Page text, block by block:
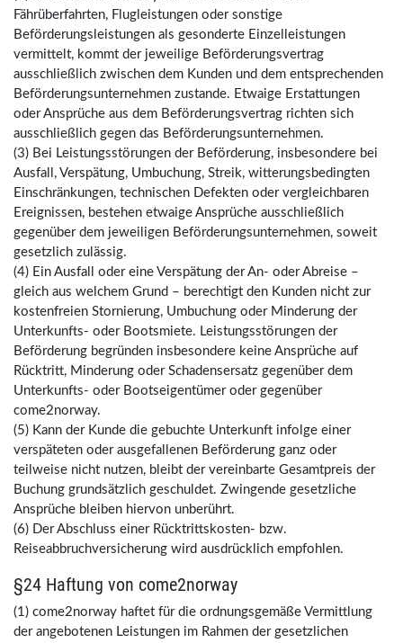
Fährüberfahrten, Flugleistungen oder sonstige
Beförderungsleistungen als gesonderte Einzelleistungen
vermittelt, kommt der jeweilige Beförderungsvertrag
ausschließlich zwischen dem Kunden und dem entsprechenden
Beförderungsunternehmen zustande. Etwaige Erstattungen
oder Ansprüche aus dem Beförderungsvertrag richten sich
ausschließlich gegen das Beförderungsunternehmen.
(3) Bei Leistungsstörungen der Beförderung, insbesondere bei
Ausfall, Verspätung, Umbuchung, Streik, witterungsbedingten
Einschränkungen, technischen Defekten oder vergleichbaren
Ereignissen, bestehen etwaige Ansprüche ausschließlich
gegenüber dem jeweiligen Beförderungsunternehmen, soweit
gesetzlich zulässig.
(4) Ein Ausfall oder eine Verspätung der An- oder Abreise –
gleich aus welchem Grund – berechtigt den Kunden nicht zur
kostenfreien Stornierung, Umbuchung oder Minderung der
Unterkunfts- oder Bootsmiete. Leistungsstörungen der
Beförderung begründen insbesondere keine Ansprüche auf
Rücktritt, Minderung oder Schadensersatz gegenüber dem
Unterkunfts- oder Bootseigentümer oder gegenüber
come2norway.
(5) Kann der Kunde die gebuchte Unterkunft infolge einer
verspäteten oder ausgefallenen Beförderung ganz oder
teilweise nicht nutzen, bleibt der vereinbarte Gesamtpreis der
Buchung grundsätzlich geschuldet. Zwingende gesetzliche
Ansprüche bleiben hiervon unberührt.
(6) Der Abschluss einer Rücktrittskosten- bzw.
Reiseabbruchversicherung wird ausdrücklich empfohlen.
§24 Haftung von come2norway
(1) come2norway haftet für die ordnungsgemäße Vermittlung
der angebotenen Leistungen im Rahmen der gesetzlichen